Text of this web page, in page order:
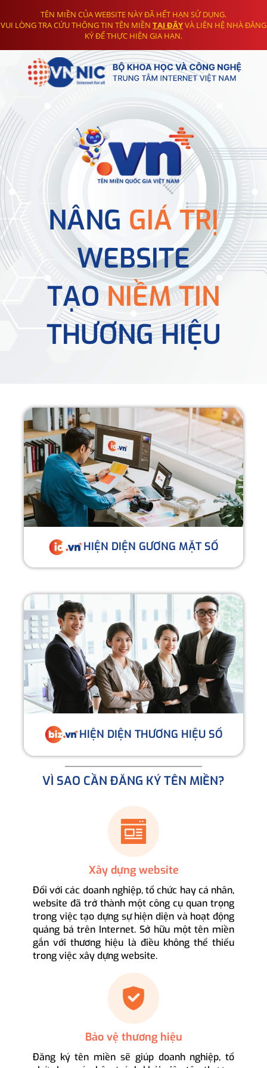
TÊN MIỀN CỦA WEBSITE NÀY ĐÃ HẾT HẠN SỬ DỤNG.
VUI LÒNG TRA CỨU THÔNG TIN TÊN MIỀN TẠI ĐÂYVÀ LIÊN HỆ NHÀ ĐĂNG
KÝ ĐỂ THỰC HIỆN GIA HẠN.
NÂNG GIÁ TRỊ
WEBSITE
TẠONIỀM TIN
THƯƠNG HIỆU
HIỆN DIỆN GƯƠNG MẶT SỐ
HIỆN DIỆN THƯƠNG HIỆU SỐ
VÌ SAO CẦN ĐĂNG KÝ TÊN MIỀN?
Xây dựng website
Đối với các doanh nghiệp, tổ chức hay cá nhân,
website đã trở thành một công cụ quan trọng
trong việc tạo dựng sự hiện diện và hoạt động
quảng bá trên Internet. Sở hữu một tên miền
gắn với thương hiệu là điều không thể thiếu
trong việc xây dựng website.
Bảo vệ thương hiệu
Đăng ký tên miền sẽ giúp doanh nghiệp, tổ